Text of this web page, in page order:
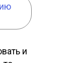
и